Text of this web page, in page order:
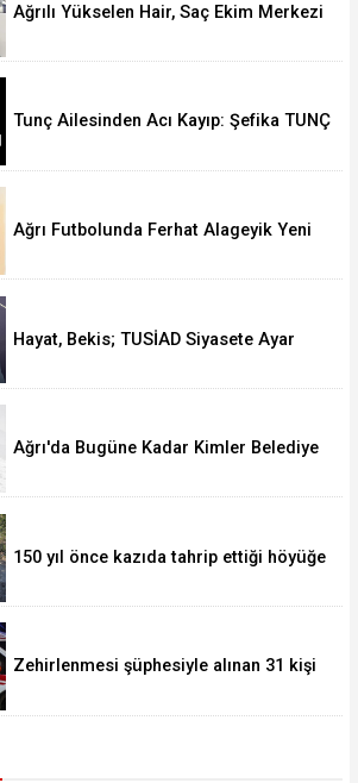
Ağrılı Yükselen Hair, Saç Ekim Merkezi
Tunç Ailesinden Acı Kayıp: Şefika TUNÇ
Ağrı Futbolunda Ferhat Alageyik Yeni
Hayat, Bekis; TUSİAD Siyasete Ayar
Ağrı'da Bugüne Kadar Kimler Belediye
150 yıl önce kazıda tahrip ettiği höyüğe
Zehirlenmesi şüphesiyle alınan 31 kişi